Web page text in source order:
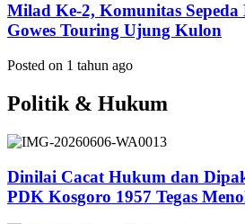
Milad Ke-2, Komunitas Sepeda
Gowes Touring Ujung Kulon
Posted on 1 tahun ago
Politik & Hukum
Dinilai Cacat Hukum dan
PDK Kosgoro 1957 Tegas